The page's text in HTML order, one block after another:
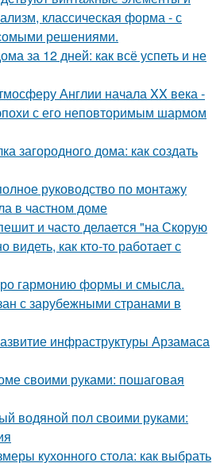
классическая форма - с
решениями.
за 12 дней: как всё успеть и не
Англии начала XX века -
с его неповторимым шармом
загородного дома: как создать
руководство по монтажу
в частном доме
и часто делается "на Скорую
видеть, как кто-то работает с
гармонию формы и смысла.
с зарубежными странами в
инфраструктуры Арзамаса
своими руками: пошаговая
водяной пол своими руками:
кухонного стола: как выбрать